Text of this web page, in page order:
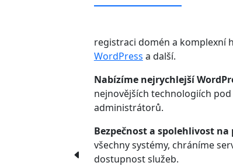
registraci domén a komplexní
WordPress a další.
Nabízíme nejrychlejší
nejnovějších technologiích
administrátorů.
Bezpečnost a spolehlivost
všechny systémy, chráníme
dostupnost služeb.